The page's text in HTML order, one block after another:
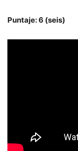
Puntaje: 6 (seis)